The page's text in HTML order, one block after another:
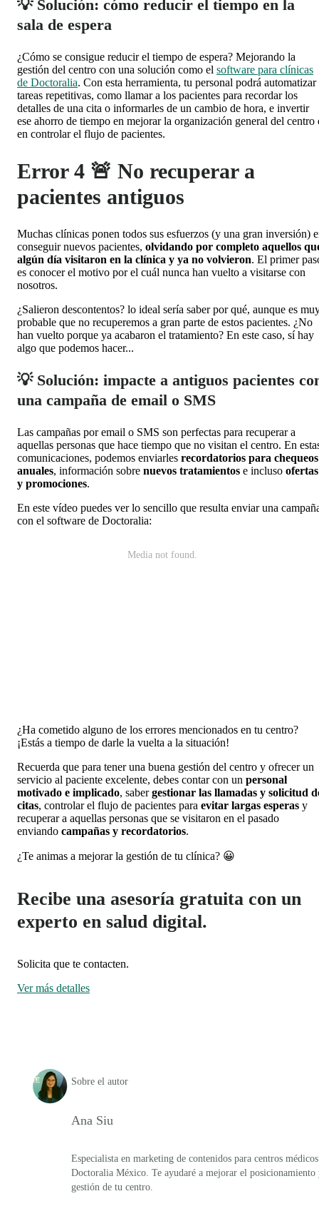
💡 Solución: cómo reducir el tiempo en la
sala de espera
¿Cómo se consigue reducir el tiempo de espera? Mejorando la
gestión del centro con una solución como el software para clínicas
de Doctoralia. Con esta herramienta, tu personal podrá automatizar
tareas repetitivas, como llamar a los pacientes para recordar los
detalles de una cita o informarles de un cambio de hora, e invertir
ese ahorro de tiempo en mejorar la organización general del centro
en controlar el flujo de pacientes.
Error 4 🚨 No recuperar a
pacientes antiguos
Muchas clínicas ponen todos sus esfuerzos (y una gran inversión)
conseguir nuevos pacientes, olvidando por completo aquellos
algún día visitaron en la clínica y ya no volvieron. El primer
es conocer el motivo por el cuál nunca han vuelto a visitarse con
nosotros.
¿Salieron descontentos? lo ideal sería saber por qué, aunque es
probable que no recuperemos a gran parte de estos pacientes. ¿No
han vuelto porque ya acabaron el tratamiento? En este caso, sí hay
algo que podemos hacer...
💡 Solución: impacte a antiguos pacientes
una campaña de email o SMS
Las campañas por email o SMS son perfectas para recuperar a
aquellas personas que hace tiempo que no visitan el centro. En
comunicaciones, podemos enviarles recordatorios para chequeos
anuales, información sobre nuevos tratamientos e incluso ofertas
y promociones.
En este vídeo puedes ver lo sencillo que resulta enviar una
con el software de Doctoralia:
¿Ha cometido alguno de los errores mencionados en tu centro?
¡Estás a tiempo de darle la vuelta a la situación!
Recuerda que para tener una buena gestión del centro y ofrecer un
servicio al paciente excelente, debes contar con un personal
motivado e implicado, saber gestionar las llamadas y solicitud
citas, controlar el flujo de pacientes para evitar largas esperas y
recuperar a aquellas personas que se visitaron en el pasado
enviando campañas y recordatorios.
¿Te animas a mejorar la gestión de tu clínica? 😀
Recibe una asesoría gratuita con un
experto en salud digital.
Solicita que te contacten.
Ver más detalles
Sobre el autor
Ana Siu
Especialista en marketing de contenidos para centros
Doctoralia México. Te ayudaré a mejorar el posicionamiento
gestión de tu centro.